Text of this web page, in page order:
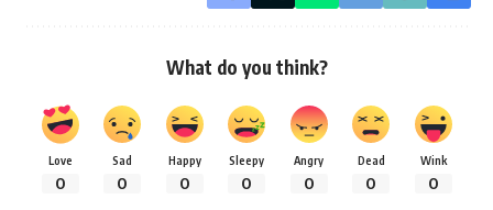
What do you think?
Love
0
Sad
0
Happy
0
Sleepy
0
Angry
0
Dead
0
Wink
0